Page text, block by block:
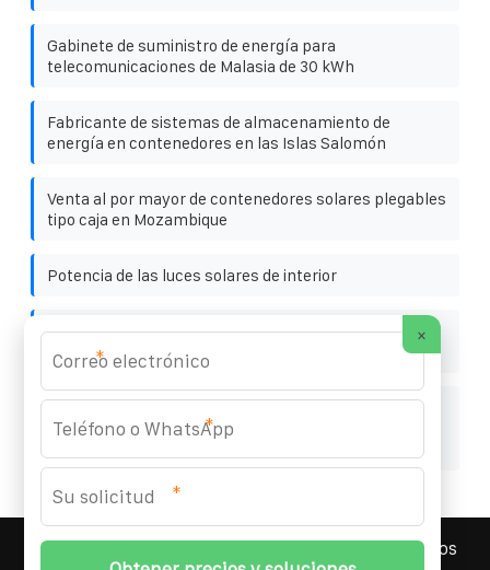
Gabinete de suministro de energía para
telecomunicaciones de Malasia de 30 kWh
Fabricante de sistemas de almacenamiento de
energía en contenedores en las Islas Salomón
Venta al por mayor de contenedores solares plegables
tipo caja en Mozambique
Potencia de las luces solares de interior
¿Cuál es el precio mayorista de los inversores en
Brasil
Licitación de baterías de almacenamiento de energía
para estaciones base de telecomunicaciones de
YOUFOTO INDUSTRIAL SOLAR
2026 Todos los
×
*
*
*